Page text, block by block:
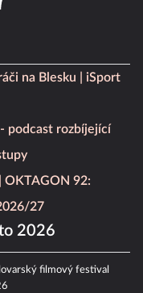
na Blesku
iSport
podcast rozbíjející
OKTAGON 92:
27
2026
filmový festival